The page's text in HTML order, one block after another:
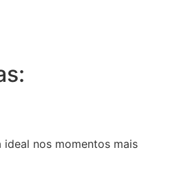
nos momentos mais